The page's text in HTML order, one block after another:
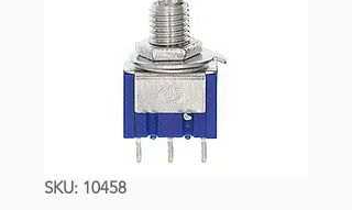
SKU: 10458